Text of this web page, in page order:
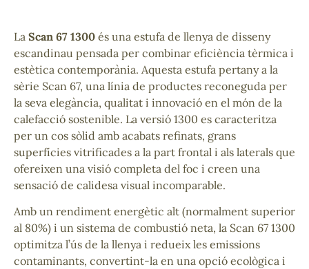
La Scan 67 1300 és una estufa de llenya de disseny
escandinau pensada per combinar eficiència tèrmica i
estètica contemporània. Aquesta estufa pertany a la
sèrie Scan 67, una línia de productes reconeguda per
la seva elegància, qualitat i innovació en el món de la
calefacció sostenible. La versió 1300 es caracteritza
per un cos sòlid amb acabats refinats, grans
superfícies vitrificades a la part frontal i als laterals que
ofereixen una visió completa del foc i creen una
sensació de calidesa visual incomparable.
Amb un rendiment energètic alt (normalment superior
al 80%) i un sistema de combustió neta, la Scan 67 1300
optimitza l’ús de la llenya i redueix les emissions
contaminants, convertint-la en una opció ecològica i